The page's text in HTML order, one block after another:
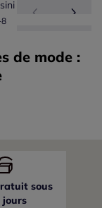
de mode :
sous
jours